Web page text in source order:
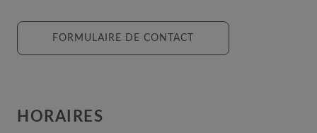
FORMULAIRE DE CONTACT
HORAIRES